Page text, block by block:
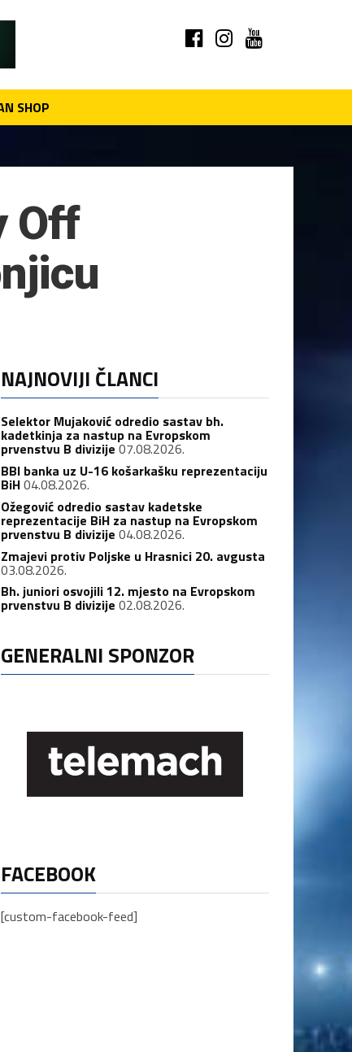
SHOP
Off
NAJNOVIJI ČLANCI
Selektor Mujaković odredio sastav bh.
kadetkinja za nastup na Evropskom
prvenstvu B divizije 07.08.2026.
BBI banka uz U-16 košarkašku reprezentaciju
BiH04.08.2026.
Ožegović odredio sastav kadetske
reprezentacije BiH za nastup na Evropskom
prvenstvu B divizije 04.08.2026.
Zmajevi protiv Poljske u Hrasnici 20. avgusta
03.08.2026.
Bh. juniori osvojili 12. mjesto na Evropskom
prvenstvu B divizije 02.08.2026.
GENERALNI SPONZOR
FACEBOOK
[custom-facebook-feed]